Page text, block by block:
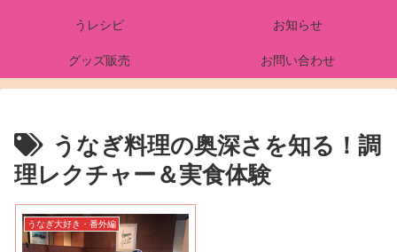
うレシピ お知らせ
グッズ販売 お問い合わせ
うなぎ料理の奥深さを知る！調
理レクチャー＆実食体験
うなぎ大好き・番外編